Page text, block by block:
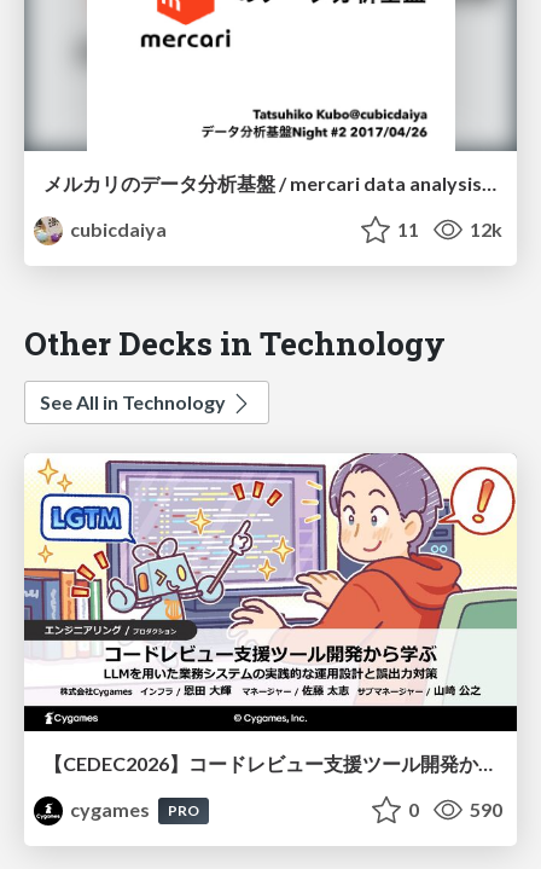
メルカリのデータ分析基盤 / mercari data analysis infrastructure
cubicdaiya
11 12k
Other Decks in Technology
See All in Technology
【CEDEC2026】コードレビュー支援ツール開発から学ぶ：LLMを用いた業務システムの実践的な運用設計と誤出力対策
cygames
PRO 0 590